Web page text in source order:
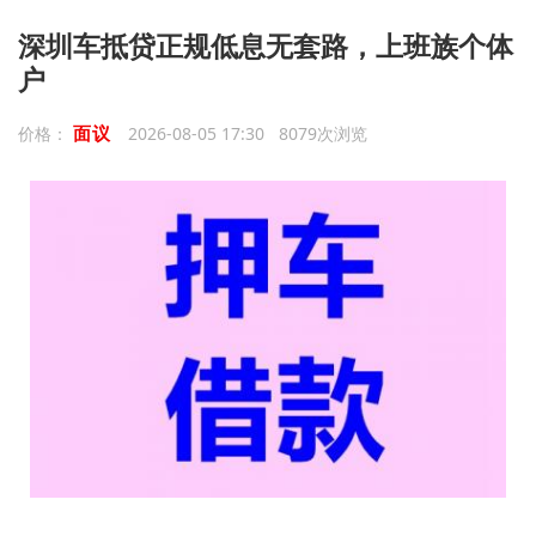
深圳车抵贷正规低息无套路，上班族个体
户
价格： 面议 2026-08-05 17:30 8079次浏览